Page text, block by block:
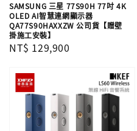
SAMSUNG 三星 77S90H 77吋 4K
OLED AI智慧連網顯示器
QA77S90HAXXZW 公司貨【贈壁
掛施工安裝】
Regular
NT$ 129,900